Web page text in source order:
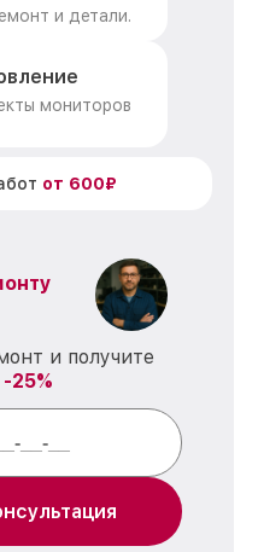
и детали.
мониторов
от 600₽
и получите
25%